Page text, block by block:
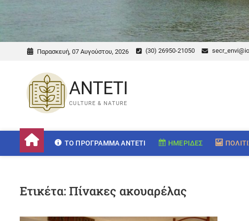
Παρασκευή, 07 Αυγούστου, 2026 (30) 26950-21050
ANTETI
CULTURE & NATURE
ΤΟ ΠΡΌΓΡΑΜΜΑ ANTETI ΗΜΕΡΊΔΕΣ
Ετικέτα:Πίνακες ακουαρέλας